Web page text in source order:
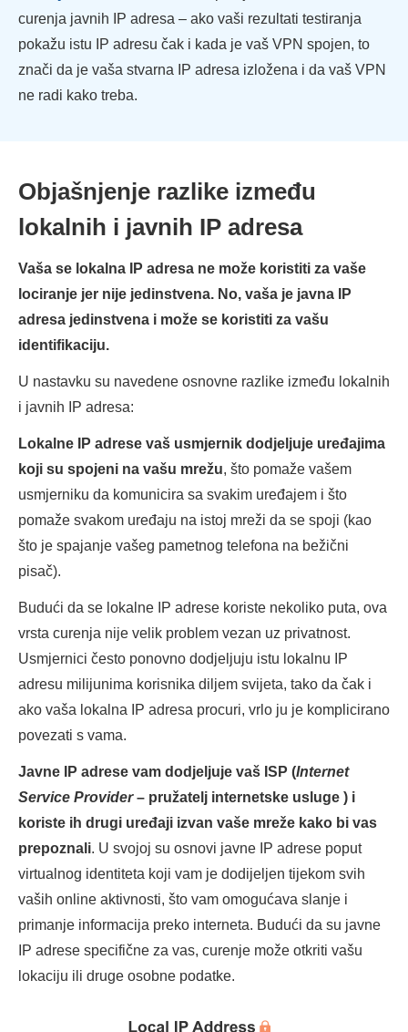
curenja javnih IP adresa – ako vaši rezultati testiranja
pokažu istu IP adresu čak i kada je vaš VPN spojen, to
znači da je vaša stvarna IP adresa izložena i da vaš VPN
ne radi kako treba.
Objašnjenje razlike između
lokalnih i javnih IP adresa
Vaša se lokalna IP adresa ne može koristiti za vaše
lociranje jer nije jedinstvena. No, vaša je javna IP
adresa jedinstvena i može se koristiti za vašu
identifikaciju.
U nastavku su navedene osnovne razlike između lokalnih
i javnih IP adresa:
Lokalne IP adrese vaš usmjernik dodjeljuje uređajima
koji su spojeni na vašu mrežu, što pomaže vašem
usmjerniku da komunicira sa svakim uređajem i što
pomaže svakom uređaju na istoj mreži da se spoji (kao
što je spajanje vašeg pametnog telefona na bežični
pisač).
Budući da se lokalne IP adrese koriste nekoliko puta, ova
vrsta curenja nije velik problem vezan uz privatnost.
Usmjernici često ponovno dodjeljuju istu lokalnu IP
adresu milijunima korisnika diljem svijeta, tako da čak i
ako vaša lokalna IP adresa procuri, vrlo ju je komplicirano
povezati s vama.
Javne IP adrese vam dodjeljuje vaš ISP (Internet
Service Provider– pružatelj internetske usluge ) i
koriste ih drugi uređaji izvan vaše mreže kako bi vas
prepoznali. U svojoj su osnovi javne IP adrese poput
virtualnog identiteta koji vam je dodijeljen tijekom svih
vaših online aktivnosti, što vam omogućava slanje i
primanje informacija preko interneta. Budući da su javne
IP adrese specifične za vas, curenje može otkriti vašu
lokaciju ili druge osobne podatke.